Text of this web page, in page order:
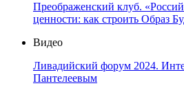
Преображенский клуб.
ценности: как строить Образ
Видео
Ливадийский форум 2024.
Пантелеевым